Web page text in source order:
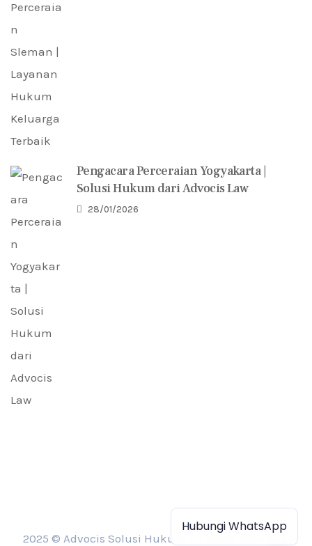
Pengacara Perceraian Yogyakarta |
Solusi Hukum dari Advocis Law
28/01/2026
2025 © Advocis Solusi Hukum All rights reserved.
Hubungi WhatsApp